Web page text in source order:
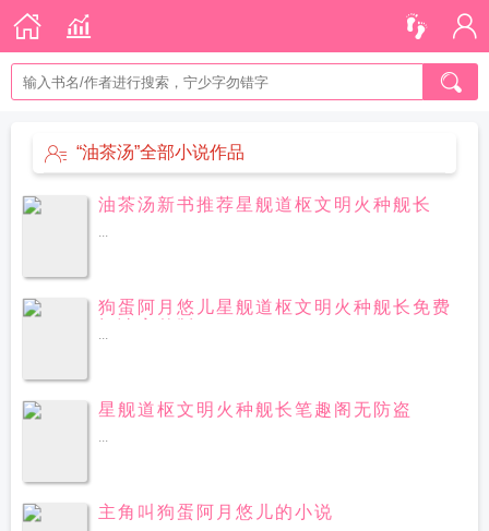
“油茶汤”全部小说作品
油茶汤新书推荐星舰道枢文明火种舰长
...
狗蛋阿月悠儿星舰道枢文明火种舰长免费
...
星舰道枢文明火种舰长笔趣阁无防盗
...
主角叫狗蛋阿月悠儿的小说